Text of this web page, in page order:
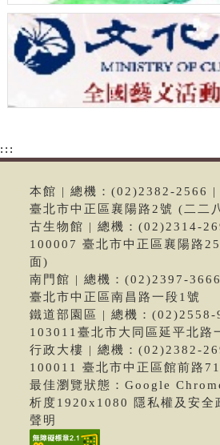
:::
本館 | 總機：(02)2382-2566 |
臺北市中正區襄陽路2號 (二二
古生物館 | 總機：(02)2314-
100007 臺北市中正區襄陽路
面)
南門館 | 總機：(02)2397-
臺北市中正區南昌路一段1號
鐵道部園區 | 總機：(02)2558-
103011臺北市大同區延平北路
行政大樓 | 總機：(02)2382-
100011 臺北市中正區館前路
最佳瀏覽狀態：Google
析度1920x1080 隱私權及安全
聲明